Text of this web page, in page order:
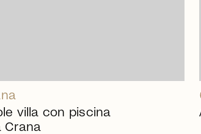
villa con piscina
Crana